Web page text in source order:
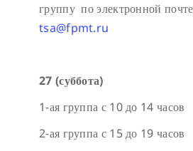
группу по электронной почте
tsa@fpmt.ru
27 (суббота)
1-ая группа с 10 до 14 часов
2-ая группа с 15 до 19 часов